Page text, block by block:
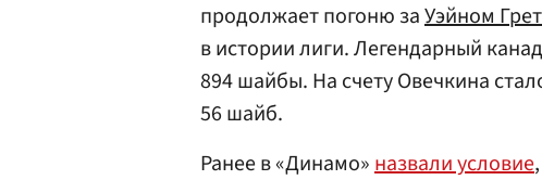
продолжает погоню заУэйном
в истории лиги. Легендарный
894 шайбы. На счету Овечкина
56 шайб.
Ранее в «Динамо»назвали условие